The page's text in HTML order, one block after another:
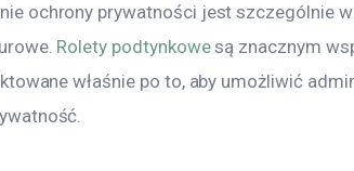
ochrony prywatności jest szczególnie
Rolety podtynkowe są znacznym
właśnie po to, aby umożliwić